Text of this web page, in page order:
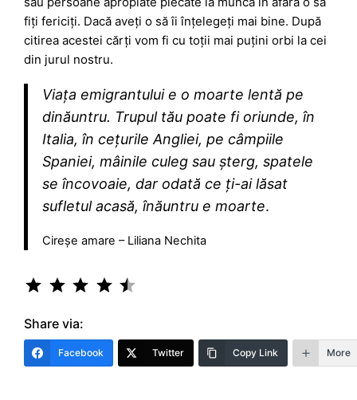
fiți fericiți. Dacă aveți o să îi înțelegeți mai bine. După
citirea acestei cărți vom fi cu toții mai puțini orbi la cei
din jurul nostru.
Viața emigrantului e o moarte lentă pe
dinăuntru. Trupul tău poate fi oriunde, în
Italia, în cețurile Angliei, pe câmpiile
Spaniei, mâinile culeg sau șterg, spatele
se încovoaie, dar odată ce ți-ai lăsat
sufletul acasă, înăuntru e moarte.
Cireșe amare – Liliana Nechita
Share via:
Facebook Twitter Copy Link More